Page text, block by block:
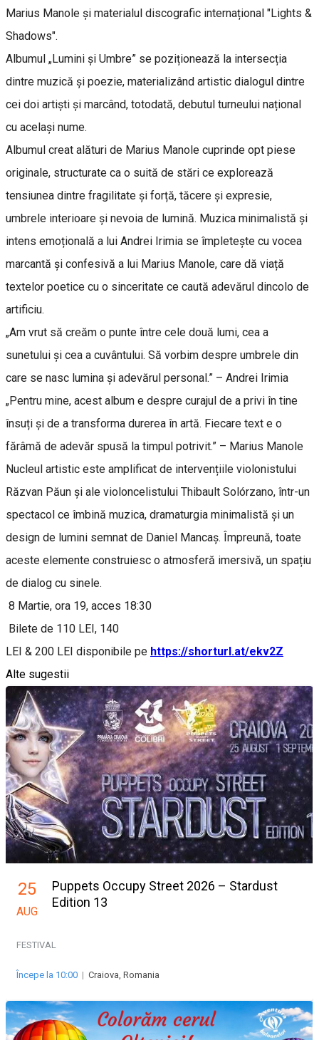
Marius Manole și materialul discografic internațional "Lights &
Shadows".
Albumul „Lumini și Umbre” se poziționează la intersecția
dintre muzică și poezie, materializând artistic dialogul dintre
cei doi artiști și marcând, totodată, debutul turneului național
cu același nume.
Albumul creat alături de Marius Manole cuprinde opt piese
originale, structurate ca o suită de stări ce explorează
tensiunea dintre fragilitate și forță, tăcere și expresie,
umbrele interioare și nevoia de lumină. Muzica minimalistă și
intens emoțională a lui Andrei Irimia se împletește cu vocea
marcantă și confesivă a lui Marius Manole, care dă viață
textelor poetice cu o sinceritate ce caută adevărul dincolo de
artificiu.
„Am vrut să creăm o punte între cele două lumi, cea a
sunetului și cea a cuvântului. Să vorbim despre umbrele din
care se nasc lumina și adevărul personal.” – Andrei Irimia
„Pentru mine, acest album e despre curajul de a privi în tine
însuți și de a transforma durerea în artă. Fiecare text e o
fărâmă de adevăr spusă la timpul potrivit.” – Marius Manole
Nucleul artistic este amplificat de intervențiile violonistului
Răzvan Păun și ale violoncelistului Thibault Solórzano, într-un
spectacol ce îmbină muzica, dramaturgia minimalistă și un
design de lumini semnat de Daniel Mancaș. Împreună, toate
aceste elemente construiesc o atmosferă imersivă, un spațiu
de dialog cu sinele.
8 Martie, ora 19, acces 18:30
Bilete de 110 LEI, 140
LEI & 200 LEI disponibile pe https://shorturl.at/ekv2Z
Alte sugestii
25
AUG
Puppets Occupy Street 2026 – Stardust
Edition 13
FESTIVAL
Începe la 10:00 | Craiova, Romania